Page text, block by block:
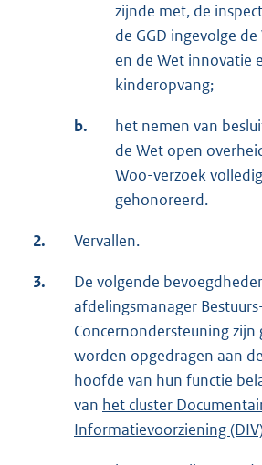
zijnde met, de
de GGD ingevolge
en de Wet innovatie
kinderopvang;
b.
het nemen van
de Wet open
Woo-verzoek
gehonoreerd.
2. Vervallen.
3.
De volgende
afdelingsmanager
Concernondersteuning
worden opgedragen aan
hoofde van hun functie
van het cluster
Informatievoorziening